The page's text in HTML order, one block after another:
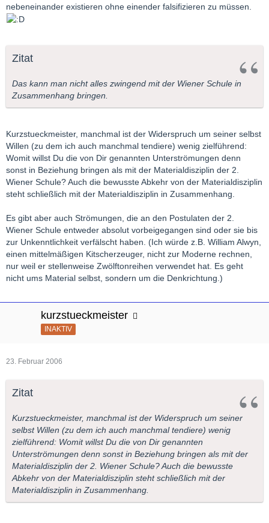
nebeneinander existieren ohne einender falsifizieren zu müssen.
Zitat
Das kann man nicht alles zwingend mit der Wiener Schule in
Zusammenhang bringen.
Kurzstueckmeister, manchmal ist der Widerspruch um seiner selbst
Willen (zu dem ich auch manchmal tendiere) wenig zielführend:
Womit willst Du die von Dir genannten Unterströmungen denn
sonst in Beziehung bringen als mit der Materialdisziplin der 2.
Wiener Schule? Auch die bewusste Abkehr von der Materialdisziplin
steht schließlich mit der Materialdisziplin in Zusammenhang.
Es gibt aber auch Strömungen, die an den Postulaten der 2.
Wiener Schule entweder absolut vorbeigegangen sind oder sie bis
zur Unkenntlichkeit verfälscht haben. (Ich würde z.B. William Alwyn,
einen mittelmäßigen Kitscherzeuger, nicht zur Moderne rechnen,
nur weil er stellenweise Zwölftonreihen verwendet hat. Es geht
nicht ums Material selbst, sondern um die Denkrichtung.)
kurzstueckmeister
INAKTIV
23. Februar 2006
Zitat
Kurzstueckmeister, manchmal ist der Widerspruch um seiner
selbst Willen (zu dem ich auch manchmal tendiere) wenig
zielführend: Womit willst Du die von Dir genannten
Unterströmungen denn sonst in Beziehung bringen als mit der
Materialdisziplin der 2. Wiener Schule? Auch die bewusste
Abkehr von der Materialdisziplin steht schließlich mit der
Materialdisziplin in Zusammenhang.